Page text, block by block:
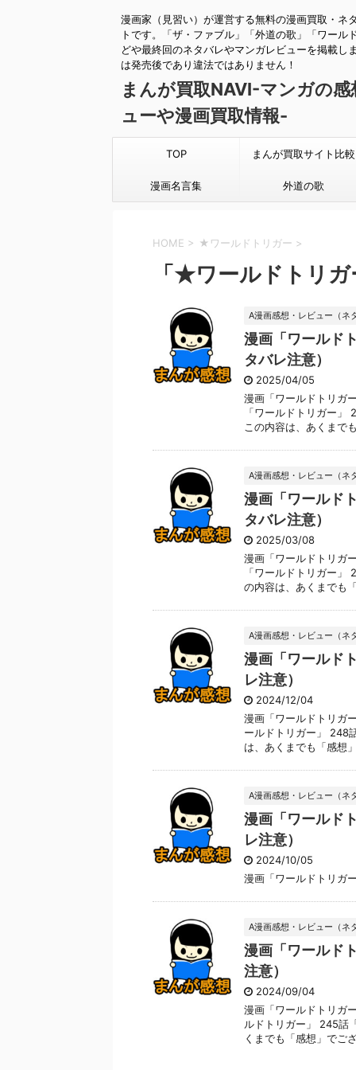
漫画家（見習い）が運営する無料の漫画買取・ネ
トです。「ザ・ファブル」「外道の歌」「ワール
どや最終回のネタバレやマンガレビューを掲載し
は発売後であり違法ではありません！
まんが買取NAVI-マンガの感
ューや漫画買取情報-
TOP まんが買取サイト比較
漫画名言集 外道の歌
HOME > ★ワールドトリガー >
「★ワールドトリ
A漫画感想・レビュー（ネ
漫画「ワールド
タバレ注意）
2025/04/05
漫画「ワールドトリガ
「ワールドトリガー
この内容は、あくまで
A漫画感想・レビュー（ネ
漫画「ワールド
タバレ注意）
2025/03/08
漫画「ワールドトリガ
「ワールドトリガー
の内容は、あくまでも
A漫画感想・レビュー（ネ
漫画「ワールド
レ注意）
2024/12/04
漫画「ワールドトリガ
ールドトリガー」 248
は、あくまでも「感想
A漫画感想・レビュー（ネ
漫画「ワールド
レ注意）
2024/10/05
漫画「ワールドトリガ
A漫画感想・レビュー（ネ
漫画「ワールド
注意）
2024/09/04
漫画「ワールドトリガ
ルドトリガー」 245話
くまでも「感想」でご